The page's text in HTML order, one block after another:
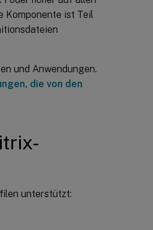
Komponente ist Teil
und Anwendungen.
die von den
unterstützt: